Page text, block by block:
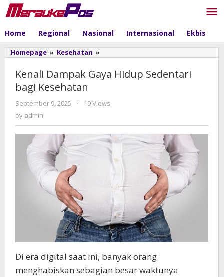
Skip
to
Home Regional Nasional Internasional Ekbis
Homepage » Kesehatan »
Gaya
Hidup
Kenali Dampak Gaya Hidup Sedentari
bagi Kesehatan
September 9, 2025
by
-
19 Views
by admin
Di era digital saat ini, banyak orang
menghabiskan sebagian besar waktunya